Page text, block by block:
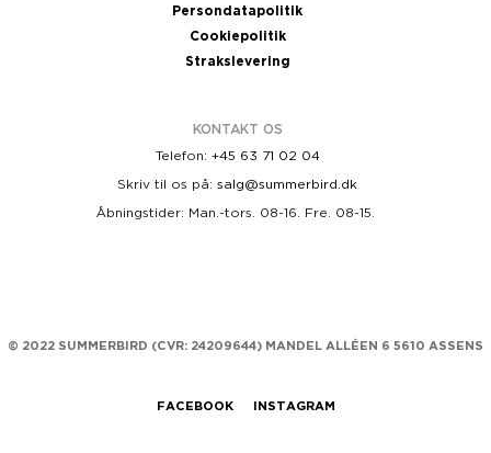
Persondatapolitik
Cookiepolitik
Strakslevering
KONTAKT OS
Telefon: +45 63 71 02 04
Skriv til os på: salg@summerbird.dk
Åbningstider: Man.-tors. 08-16. Fre. 08-15.
© 2022 SUMMERBIRD (CVR: 24209644) MANDEL ALLÉEN 6 5610 ASSENS
FACEBOOK INSTAGRAM